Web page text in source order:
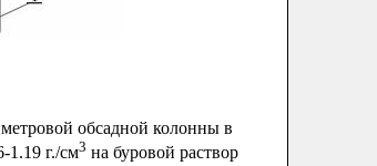
обсадной колонны в
1.19 г./см3 на буровой раствор